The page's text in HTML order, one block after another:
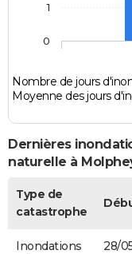
Nombre de jours
Moyenne des jours
0
1
Dernières
naturelle à
Type de
catastrophe
Inondations
28/